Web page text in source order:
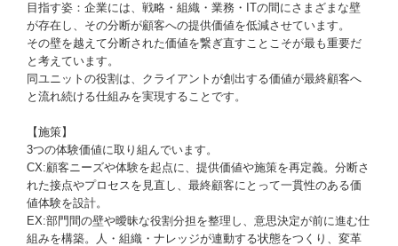
目指す姿：企業には、戦略・組織・業務・ITの間にさまざまな壁
が存在し、その分断が顧客への提供価値を低減させています。
その壁を越えて分断された価値を繋ぎ直すことこそが最も重要だ
と考えています。
同ユニットの役割は、クライアントが創出する価値が最終顧客へ
と流れ続ける仕組みを実現することです。
【施策】
3つの体験価値に取り組んでいます。
CX:顧客ニーズや体験を起点に、提供価値や施策を再定義。分断さ
れた接点やプロセスを見直し、最終顧客にとって一貫性のある価
値体験を設計。
EX:部門間の壁や曖昧な役割分担を整理し、意思決定が前に進む仕
組みを構築。人・組織・ナレッジが連動する状態をつくり、変革